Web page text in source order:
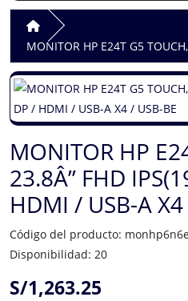
MONITOR HP E24T G5
MONITOR HP
23.8Â” FHD
HDMI / USB-A
Código del producto:
Disponibilidad: 20
S/1,263.25